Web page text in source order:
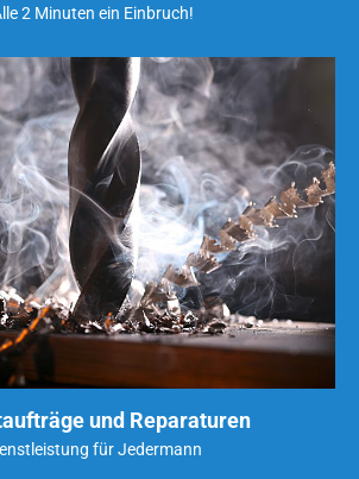
2 Minuten ein Einbruch!
und Reparaturen
für Jedermann